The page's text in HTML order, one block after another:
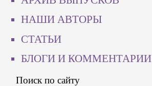
НАШИ АВТОРЫ
СТАТЬИ
БЛОГИ И КОММЕНТАРИИ
Поиск по сайту